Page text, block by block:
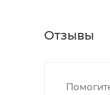
Отзывы